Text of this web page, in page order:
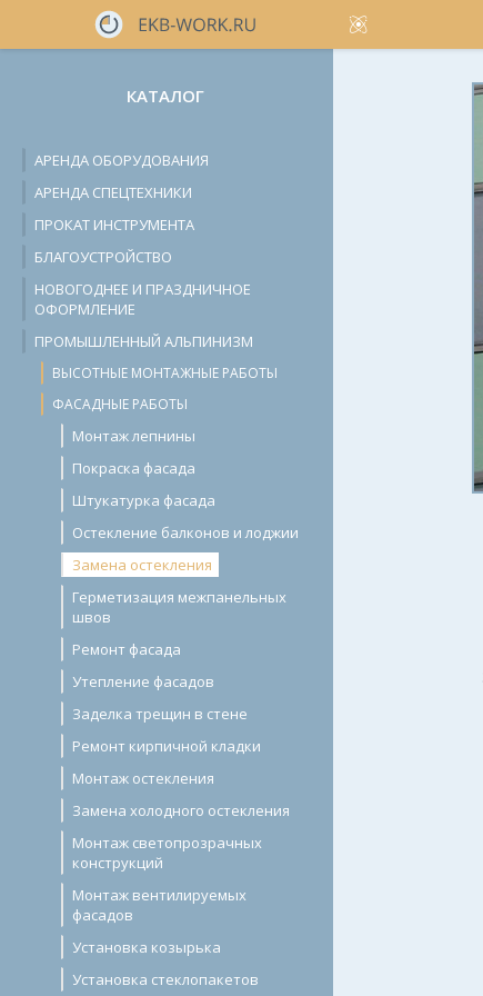
КАТАЛОГ
АРЕНДА ОБОРУДОВАНИЯ
АРЕНДА СПЕЦТЕХНИКИ
ПРОКАТ ИНСТРУМЕНТА
БЛАГОУСТРОЙСТВО
НОВОГОДНЕЕ И ПРАЗДНИЧНОЕ
ОФОРМЛЕНИЕ
ПРОМЫШЛЕННЫЙ АЛЬПИНИЗМ
ВЫСОТНЫЕ МОНТАЖНЫЕ РАБОТЫ
ФАСАДНЫЕ РАБОТЫ
Монтаж лепнины
Покраска фасада
Штукатурка фасада
Остекление балконов и лоджии
Замена остекления
Герметизация межпанельных
швов
Ремонт фасада
Утепление фасадов
Заделка трещин в стене
Ремонт кирпичной кладки
Монтаж остекления
Замена холодного остекления
Монтаж светопрозрачных
конструкций
Монтаж вентилируемых
фасадов
Установка козырька
Установка стеклопакетов